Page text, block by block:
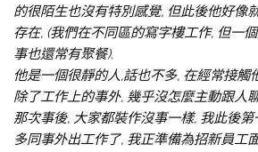
的很陌生也沒有特別感覺, 但此後他好像
存在, (我們在不同區的寫字樓工作, 但一
事也還常有聚餐).
他是一個很靜的人,話也不多, 在經常接觸
除了工作上的事外, 幾乎沒怎麼主動跟人
那次事後, 大家都裝作沒事一樣, 我此後
多同事外出工作了, 我正準備為招新員工